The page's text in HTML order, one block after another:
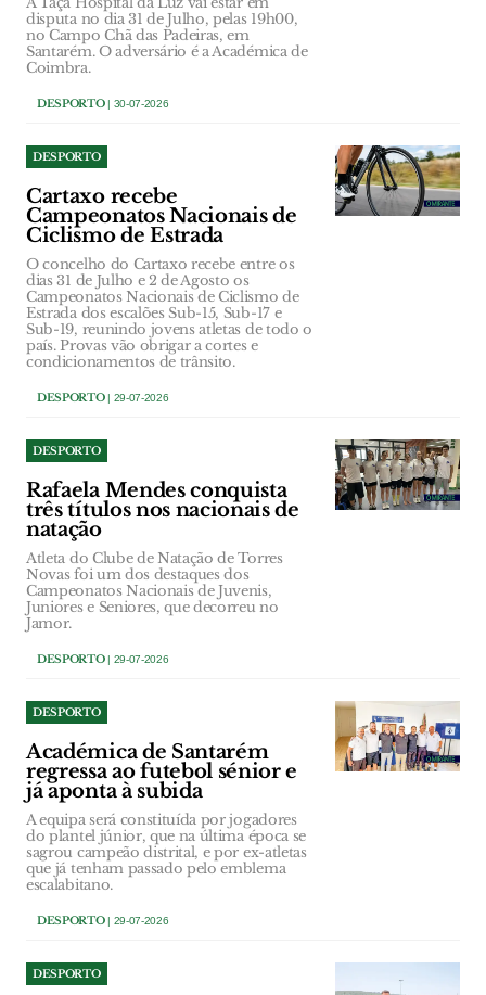
disputa no dia 31 de Julho, pelas 19h00,
no Campo Chã das Padeiras, em
Santarém. O adversário é a Académica de
Coimbra.
DESPORTO| 30-07-2026
DESPORTO
Cartaxo recebe
Campeonatos Nacionais de
Ciclismo de Estrada
O concelho do Cartaxo recebe entre os
dias 31 de Julho e 2 de Agosto os
Campeonatos Nacionais de Ciclismo de
Estrada dos escalões Sub-15, Sub-17 e
Sub-19, reunindo jovens atletas de todo o
país. Provas vão obrigar a cortes e
condicionamentos de trânsito.
DESPORTO| 29-07-2026
DESPORTO
Rafaela Mendes conquista
três títulos nos nacionais de
natação
Atleta do Clube de Natação de Torres
Novas foi um dos destaques dos
Campeonatos Nacionais de Juvenis,
Juniores e Seniores, que decorreu no
Jamor.
DESPORTO| 29-07-2026
DESPORTO
Académica de Santarém
regressa ao futebol sénior e
já aponta à subida
A equipa será constituída por jogadores
do plantel júnior, que na última época se
sagrou campeão distrital, e por ex-atletas
que já tenham passado pelo emblema
escalabitano.
DESPORTO| 29-07-2026
DESPORTO